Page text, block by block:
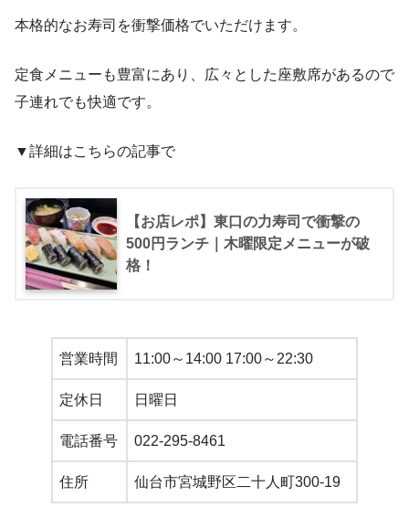
本格的なお寿司を衝撃価格でいただけます。
定食メニューも豊富にあり、広々とした座敷席があるので
子連れでも快適です。
▼詳細はこちらの記事で
【お店レポ】東口の力寿司で衝撃の
500円ランチ｜木曜限定メニューが破
格！
営業時間 11:00～14:00 17:00～22:30
定休日 日曜日
電話番号 022-295-8461
住所 仙台市宮城野区二十人町300-19